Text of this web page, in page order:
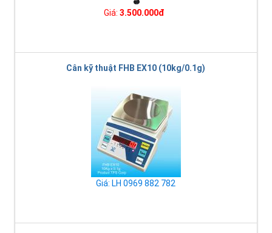
Giá: 3.500.000đ
Cân kỹ thuật FHB EX10 (10kg/0.1g)
Giá: LH 0969 882 782